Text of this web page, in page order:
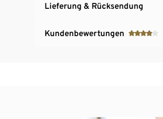
Lieferung & Rücksendung
Kundenbewertungen